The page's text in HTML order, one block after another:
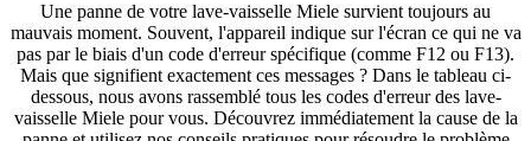
Une panne de votre lave-vaisselle Miele survient toujours au
mauvais moment. Souvent, l'appareil indique sur l'écran ce qui ne va
pas par le biais d'un code d'erreur spécifique (comme F12 ou F13).
Mais que signifient exactement ces messages ? Dans le tableau ci-
dessous, nous avons rassemblé tous les codes d'erreur des lave-
vaisselle Miele pour vous. Découvrez immédiatement la cause de la